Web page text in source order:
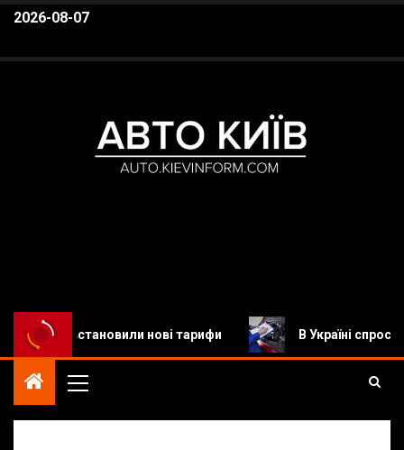
2026-08-07
нові тарифи В Україні спростили